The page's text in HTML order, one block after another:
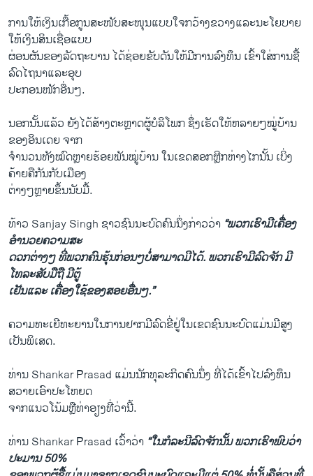
ການ​ໃຫ້​ເງິນ​ເກື້ອກູນສະໜັບ​ສະ​ໜຸນ​ແບບ​ໃຈ​ກວ້າງຂວາງແລະ​ນະ​ໂຍບາຍ​
ໃຫ້​ເງິນສິນ​ເຊື່ອ​ແບບ
​ຜ່ອນ​ຜັນຂອງ​ລັດຖະບານ ໄດ້​ຊ່ອຍຂັບ​ດັນໃຫ້​ມີ​ການ​ລົງທຶນ ເຂົ້າໃສ່ການ​ຊື້
ລົດ​ໄຖ​ນາ​ແລະ​ອຸບ
ປະກອນ​ໜັກ​ອື່ນໆ.
ນອກ​ນັ້ນ​ແລ້ວ ຍັງ​ໄດ້ສ້າງ​ຕະຫຼາດຜູ້​ບໍລິ​ໂພ​ກ ຊຶ່ງເຮັດ​ໃຫ້​ຫລາຍໆໝູ່​ບ້ານ​
ຂອງອິນ​ເດຍ ຈາກ​
ຈຳນວນ​ທັງ​ໝົດ​ຫຼາຍຮ້ອຍ​ພັນໝູ່ບ້ານ ໃນ​ເຂດ​ສອກຫຼີກຫ່າງ​ໄກນັ້ນ ເບິ່ງ​
ຄ້າຍຄື​ກັນ​ກັບ​ເມືອງ
ຕ່າງໆ​ຫຼາຍຂຶ້ນນັບ​ມື້.
ທ້າວ Sanjay Singh ຊາວ​ຊົນນະບົດ​ຄົນ​ນຶ່ງກ່າວ​ວ່າ “ພວກ​ເຮົາ​ມີ​ເ​ຄື່ອງ
ອຳນວຍ​ຄວາມ​ສະ
ດວກ​ຕ່າງໆ​ ທີ່​ພວກຄົນ​ຮຸ້ນ​ກ່ອນໆ​ບໍ່​ສາມ​າດມີ​ໄດ້. ພວກ​ເຮົາ​ມີ​ລົດຈັກ ມີ​
ໂທລະສັບ​ມື​ຖື ມີ​ຕູ້​
ເຢັນ​ແລະ ​ເຄື່ອງ​ໃຊ້​ຂອງ​ສອຍ​ອື່ນໆ.”
ຄວາມທະ​ເຍີ​ທະຍານ​ໃນ​ການ​ຢາກ​ມີ​ລົດ​ຂີ່​ຢູ່​ໃນ​ເຂດ​ຊົນນະບົດ​ແມ່ນ​ມີ​ສູງ​
ເປັນ​ພິ​ເສດ.
ທ່ານ Shankar Prasad ​ແມ່ນ​ນັກ​ທຸລະ​ກິດ​ຄົນ​ນຶ່ງ ທີ່​ໄດ້​ເຂົ້າ​ໄປ​ລົງທຶນ
ສວາຍ​ເອົາ​ປະ​ໂຫຍ​ດ
ຈາກແນວ​ໂນ້ມຫຼື​ທ່າ​ອຽງ​ທີ່​ວ່າ​ນີ້.
ທ່ານ ​Shankar Prasad ເວົ້າວ່າ “​ໃນ​ກໍລະ​ນີລົດຈັກ​ນັ້ນ ພວກ​ເຮົາ​ພົບ​ວ່າ
ປະມານ 50%